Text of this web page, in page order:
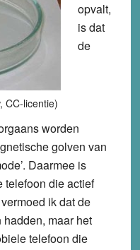
CC-licentie)
opvalt,
is dat
de
worden
golven van
Daarmee is
telefoon die actief
ik dat de
maar het
telefoon die